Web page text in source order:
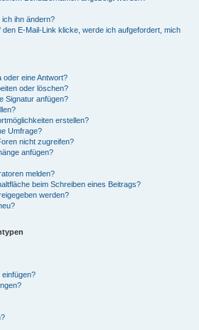
ihn ändern?
E-Mail-Link klicke, werde ich aufgefordert, mich
oder eine Antwort?
oder löschen?
Signatur anfügen?
erstellen?
Umfrage?
nicht zugreifen?
anfügen?
melden?
beim Schreiben eines Beitrags?
werden?
einfügen?